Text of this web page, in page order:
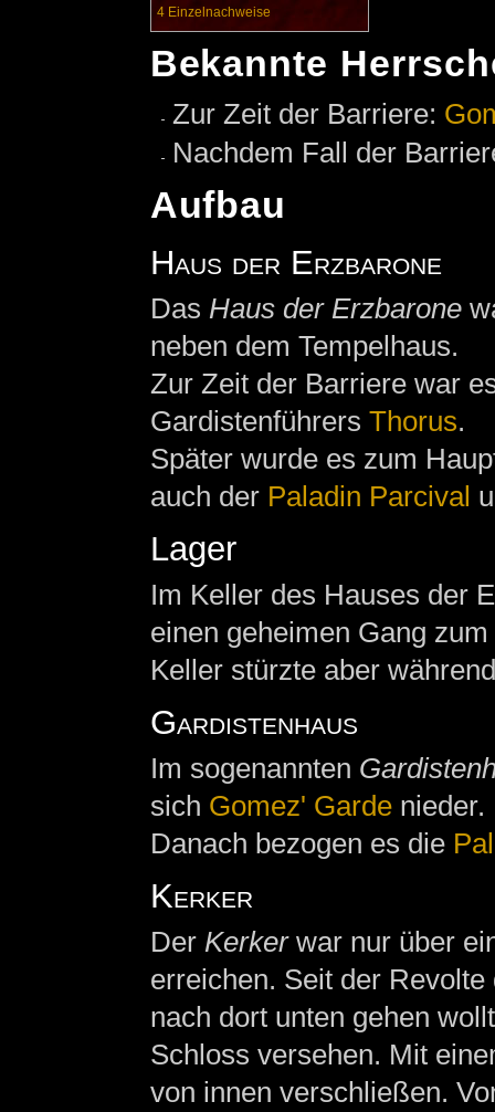
4 Einzelnachweise
Bekannte
Zur Zeit der Barriere:
Nachdem Fall der
Aufbau
Haus der Erzbarone
Das Haus der Erzbarone
neben dem Tempelhaus.
Zur Zeit der Barriere war
Gardistenführers Thorus.
Später wurde es zum
auch der Paladin Parcival
Lager
Im Keller des Hauses der
einen geheimen Gang
Keller stürzte aber
Gardistenhaus
Im sogenannten
sich Gomez' Gardenieder.
Danach bezogen es die
Kerker
Der Kerkerwar nur über
erreichen. Seit der
nach dort unten gehen
Schloss versehen. Mit
von innen verschließen.